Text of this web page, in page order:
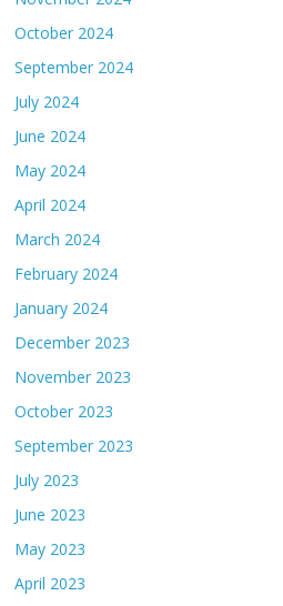
October 2024
September 2024
July 2024
June 2024
May 2024
April 2024
March 2024
February 2024
January 2024
December 2023
November 2023
October 2023
September 2023
July 2023
June 2023
May 2023
April 2023